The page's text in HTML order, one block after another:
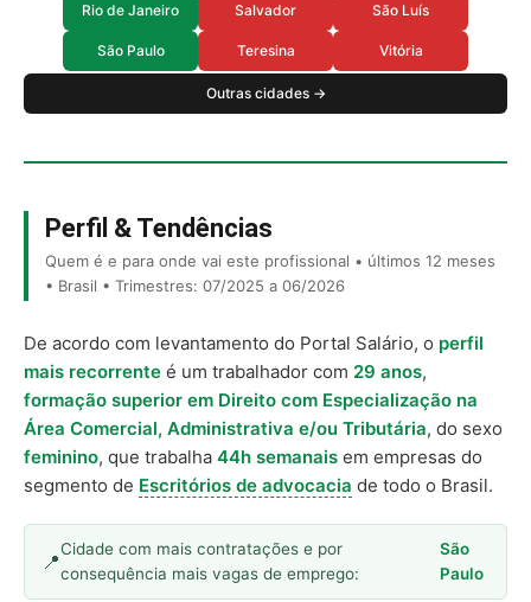
Rio de Janeiro Salvador São Luís
São Paulo Teresina Vitória
Outras cidades →
Perfil & Tendências
Quem é e para onde vai este profissional • últimos 12 meses
• Brasil • Trimestres: 07/2025 a 06/2026
De acordo com levantamento do Portal Salário, o perfil
mais recorrente é um trabalhador com 29 anos,
formação superior em Direito com Especialização na
Área Comercial, Administrativa e/ou Tributária, do sexo
feminino, que trabalha 44h semanais em empresas do
segmento de Escritórios de advocacia de todo o Brasil.
Cidade com mais contratações e por
consequência mais vagas de emprego:
São
Paulo